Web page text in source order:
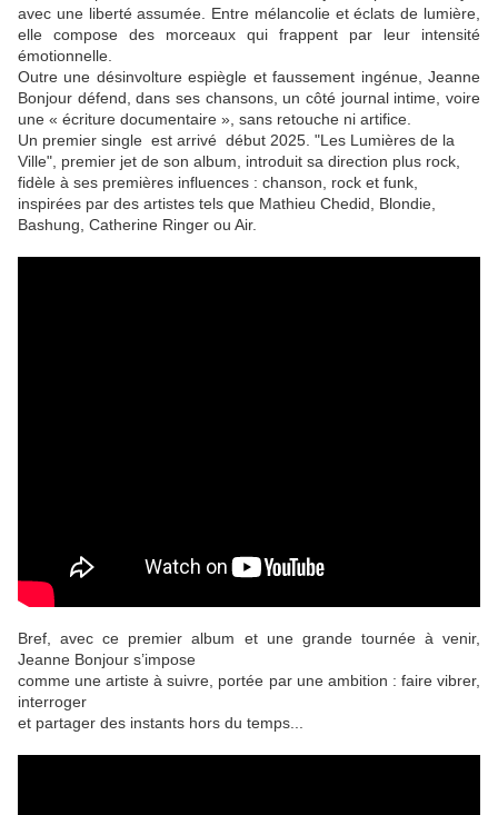
avec une liberté assumée. Entre mélancolie et éclats de lumière,
elle compose des morceaux qui frappent par leur intensité
émotionnelle.
Outre une désinvolture espiègle et faussement ingénue, Jeanne
Bonjour défend, dans ses chansons, un côté journal intime, voire
une « écriture documentaire », sans retouche ni artifice.
Un premier single est arrivé début 2025. "Les Lumières de la
Ville", premier jet de son album, introduit sa direction plus rock,
fidèle à ses premières influences : chanson, rock et funk,
inspirées par des artistes tels que Mathieu Chedid, Blondie,
Bashung, Catherine Ringer ou Air.
Bref, avec ce premier album et une grande tournée à venir,
Jeanne Bonjour s’impose
comme une artiste à suivre, portée par une ambition : faire vibrer,
interroger
et partager des instants hors du temps...